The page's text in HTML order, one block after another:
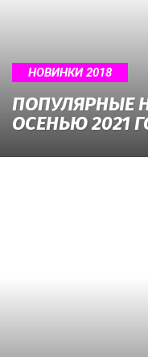
НОВИНКИ 2018
ПОПУЛЯРНЫЕ
ОСЕНЬЮ 2021